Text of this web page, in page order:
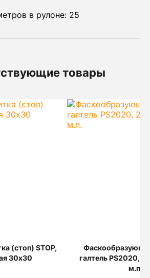
в рулоне: 25
товары
(стоп) STOP,
30х30
галтель PS2020,
м.п.